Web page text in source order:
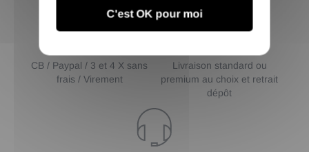
PAIEMENT
CB / Paypal / 3 et 4 X sans
frais / Virement
LIVRAISON AU
Livraison standard ou
premium au choix et retrait
dépôt
C'est OK pour moi